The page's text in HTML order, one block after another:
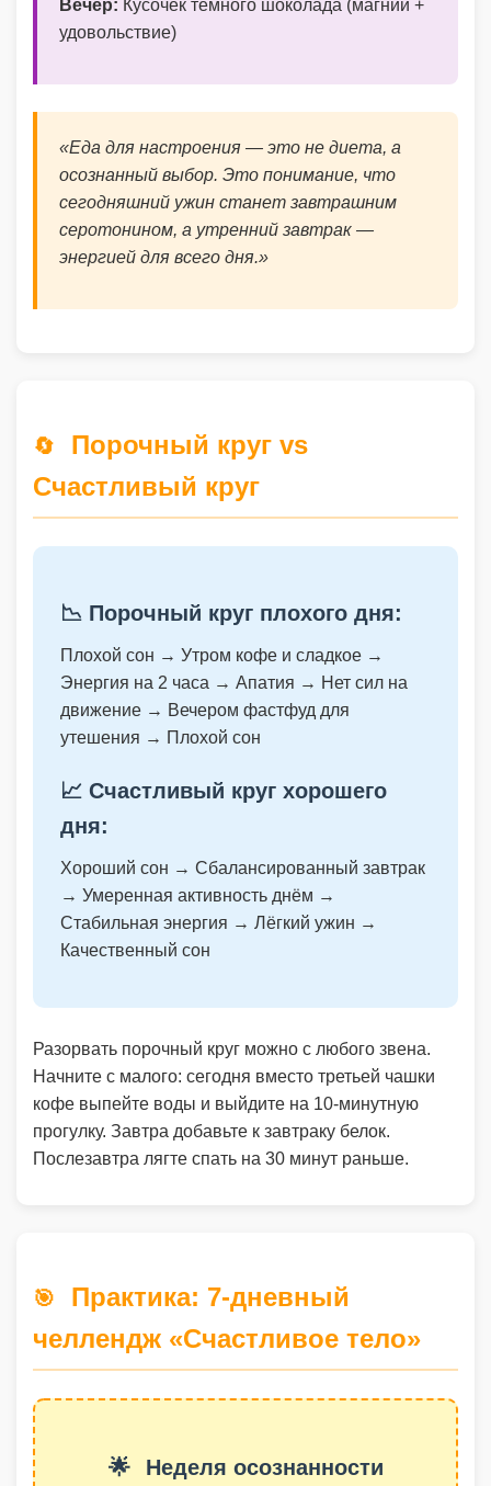
Вечер: Кусочек тёмного шоколада (магний +
удовольствие)
«Еда для настроения — это не диета, а
осознанный выбор. Это понимание, что
сегодняшний ужин станет завтрашним
серотонином, а утренний завтрак —
энергией для всего дня.»
🔄
Порочный круг vs
Счастливый круг
📉 Порочный круг плохого дня:
Плохой сон → Утром кофе и сладкое →
Энергия на 2 часа → Апатия → Нет сил на
движение → Вечером фастфуд для
утешения → Плохой сон
📈 Счастливый круг хорошего
дня:
Хороший сон → Сбалансированный завтрак
→ Умеренная активность днём →
Стабильная энергия → Лёгкий ужин →
Качественный сон
Разорвать порочный круг можно с любого звена.
Начните с малого: сегодня вместо третьей чашки
кофе выпейте воды и выйдите на 10-минутную
прогулку. Завтра добавьте к завтраку белок.
Послезавтра лягте спать на 30 минут раньше.
🎯
Практика: 7-дневный
челлендж «Счастливое тело»
🌟 Неделя осознанности